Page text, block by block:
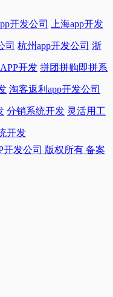
开发公司 上海app开发
司 杭州app开发公司 浙
开发 拼团拼购即拼系
淘客返利app开发公司
分销系统开发 灵活用工
开发
开发公司 版权所有 备案